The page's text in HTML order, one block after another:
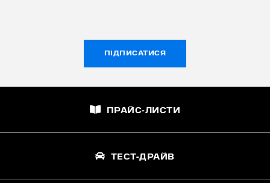
ПІДПИСАТИСЯ
ПРАЙС-ЛИСТИ
ТЕСТ-ДРАЙВ